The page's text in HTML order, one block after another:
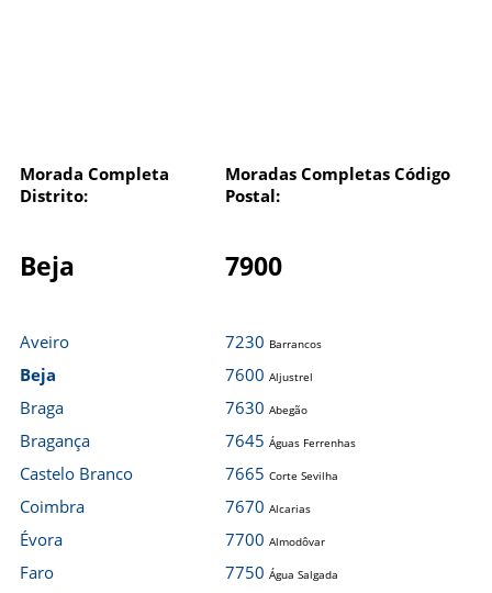
Morada Completa
Distrito:
Moradas Completas Código
Postal:
Beja 7900
Aveiro
Beja
Braga
Bragança
Castelo Branco
Coimbra
Évora
Faro
7230 Barrancos
7600 Aljustrel
7630 Abegão
7645 Águas Ferrenhas
7665 Corte Sevilha
7670 Alcarias
7700 Almodôvar
7750 Água Salgada